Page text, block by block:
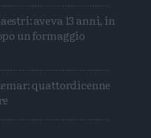
aveva 13 anni, in
un formaggio
quattordicenne